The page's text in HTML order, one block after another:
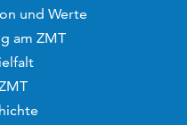
und Werte
am ZMT